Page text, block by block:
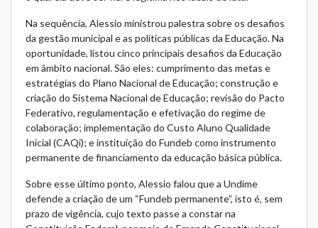
Na sequência, Alessio ministrou palestra sobre os desafios
da gestão municipal e as políticas públicas da Educação. Na
oportunidade, listou cinco principais desafios da Educação
em âmbito nacional. São eles: cumprimento das metas e
estratégias do Plano Nacional de Educação; construção e
criação do Sistema Nacional de Educação; revisão do Pacto
Federativo, regulamentação e efetivação do regime de
colaboração; implementação do Custo Aluno Qualidade
Inicial (CAQi); e instituição do Fundeb como instrumento
permanente de financiamento da educação básica pública.
Sobre esse último ponto, Alessio falou que a Undime
defende a criação de um “Fundeb permanente”, isto é, sem
prazo de vigência, cujo texto passe a constar na